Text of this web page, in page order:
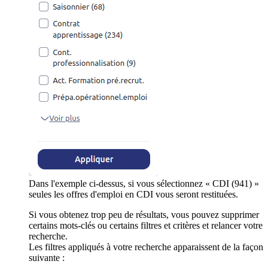
Dans l'exemple ci-dessus, si vous sélectionnez « CDI (941) »
seules les offres d'emploi en CDI vous seront restituées.
Si vous obtenez trop peu de résultats, vous pouvez supprimer
certains mots-clés ou certains filtres et critères et relancer votre
recherche.
Les filtres appliqués à votre recherche apparaissent de la façon
suivante :